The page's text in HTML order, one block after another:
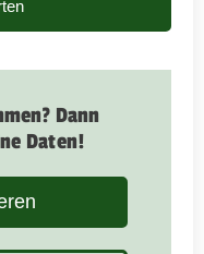
Dann
Daten!